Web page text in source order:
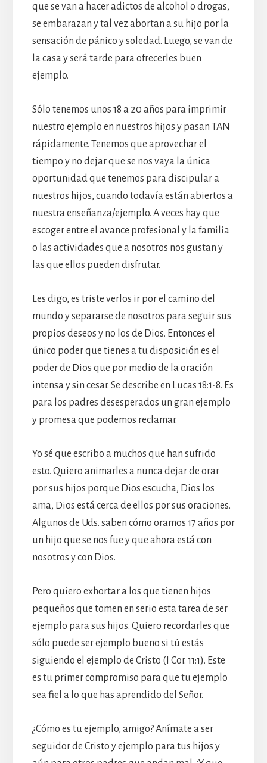
que se van a hacer adictos de alcohol o drogas,
se embarazan y tal vez abortan a su hijo por la
sensación de pánico y soledad. Luego, se van de
la casa y será tarde para ofrecerles buen
ejemplo.
Sólo tenemos unos 18 a 20 años para imprimir
nuestro ejemplo en nuestros hijos y pasan TAN
rápidamente. Tenemos que aprovechar el
tiempo y no dejar que se nos vaya la única
oportunidad que tenemos para discipular a
nuestros hijos, cuando todavía están abiertos a
nuestra enseñanza/ejemplo. A veces hay que
escoger entre el avance profesional y la familia
o las actividades que a nosotros nos gustan y
las que ellos pueden disfrutar.
Les digo, es triste verlos ir por el camino del
mundo y separarse de nosotros para seguir sus
propios deseos y no los de Dios. Entonces el
único poder que tienes a tu disposición es el
poder de Dios que por medio de la oración
intensa y sin cesar. Se describe en Lucas 18:1-8. Es
para los padres desesperados un gran ejemplo
y promesa que podemos reclamar.
Yo sé que escribo a muchos que han sufrido
esto. Quiero animarles a nunca dejar de orar
por sus hijos porque Dios escucha, Dios los
ama, Dios está cerca de ellos por sus oraciones.
Algunos de Uds. saben cómo oramos 17 años por
un hijo que se nos fue y que ahora está con
nosotros y con Dios.
Pero quiero exhortar a los que tienen hijos
pequeños que tomen en serio esta tarea de ser
ejemplo para sus hijos. Quiero recordarles que
sólo puede ser ejemplo bueno si tú estás
siguiendo el ejemplo de Cristo (I Cor. 11:1). Este
es tu primer compromiso para que tu ejemplo
sea fiel a lo que has aprendido del Señor.
¿Cómo es tu ejemplo, amigo? Anímate a ser
seguidor de Cristo y ejemplo para tus hijos y